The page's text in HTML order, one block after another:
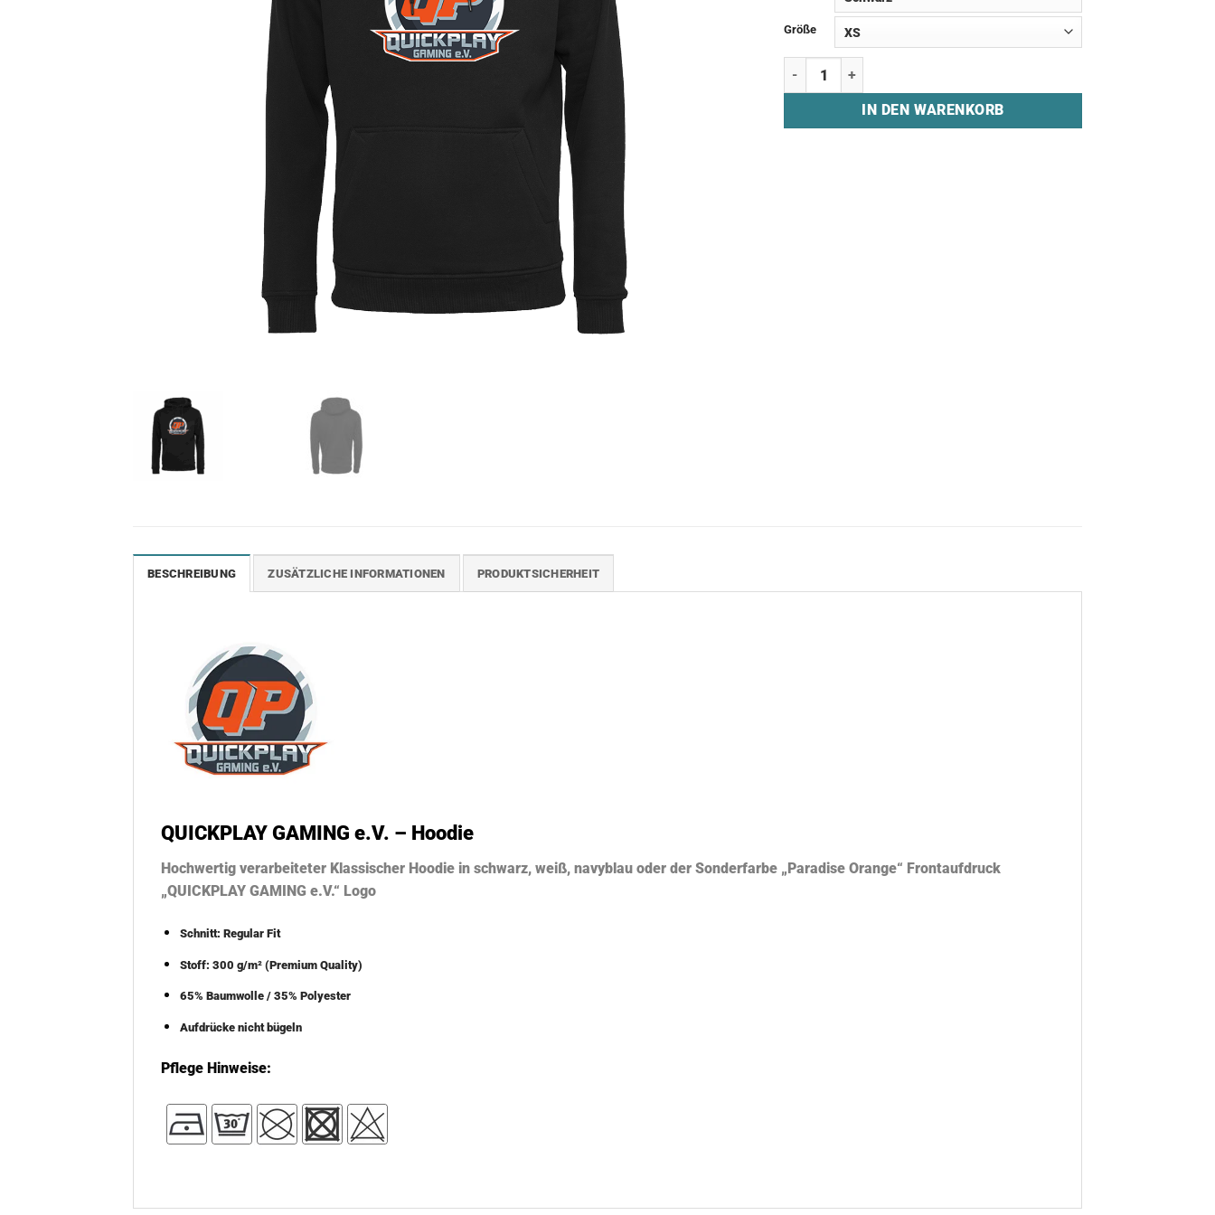
Größe
Hoodie "QUICKPLAY GAMING e.V." Menge
IN DEN WARENKORB
BESCHREIBUNG ZUSÄTZLICHE INFORMATIONEN PRODUKTSICHERHEIT
QUICKPLAY GAMING e.V. – Hoodie
Hochwertig verarbeiteter Klassischer Hoodie in schwarz, weiß, navyblau oder der Sonderfarbe „Paradise Orange“ Frontaufdruck
„QUICKPLAY GAMING e.V.“ Logo
Schnitt: Regular Fit
Stoff: 300 g/m² (Premium Quality)
65% Baumwolle / 35% Polyester
Aufdrücke nicht bügeln
Pflege Hinweise: